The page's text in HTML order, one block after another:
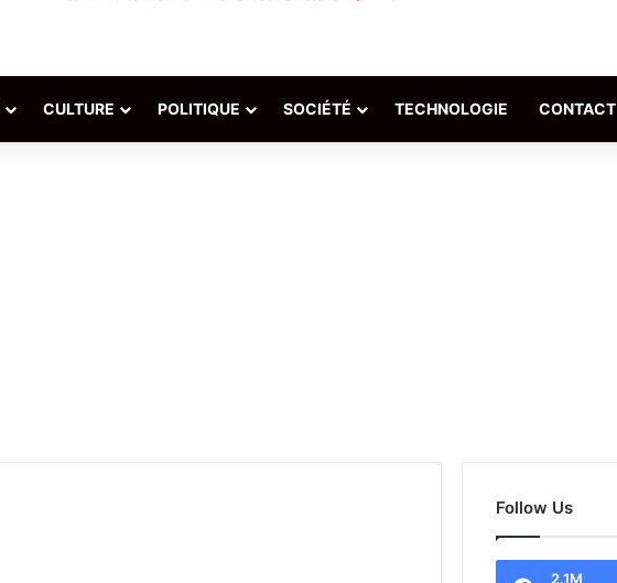
CULTURE POLITIQUE SOCIÉTÉ TECHNOLOGIE CONTACT
Follow Us
2.1M